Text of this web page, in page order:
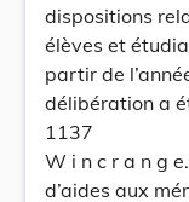
dispositions
élèves et
partir de
délibération a
1137
W i n c r a n g
d’aides aux